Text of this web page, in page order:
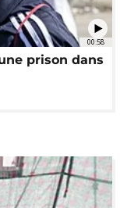
00:58
prison dans